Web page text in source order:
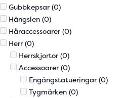
Gubbkepsar (0)
Hängslen (0)
Håraccessoarer (0)
Herr (0)
Herrskjortor (0)
Accessoarer (0)
Engångstatueringar (0)
Tygmärken (0)